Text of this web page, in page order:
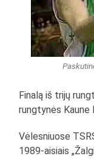
Finalą iš trijų
rungtynės
Vėlesniuose
1989-aisiais